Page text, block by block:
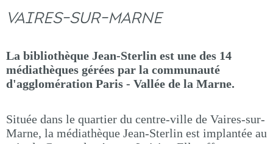
VAIRES-SUR-MARNE
La bibliothèque Jean-Sterlin est une des 14
médiathèques gérées par la communauté
d'agglomération Paris - Vallée de la Marne.
Située dans le quartier du centre-ville de Vaires-sur-
Marne, la médiathèque Jean-Sterlin est implantée au